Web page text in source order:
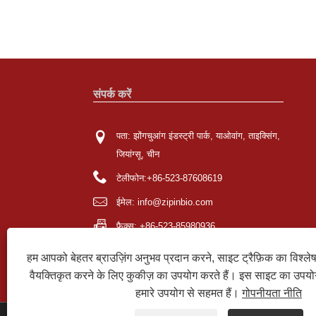
संपर्क करें
पता: झोंगचुआंग इंडस्ट्री पार्क, याओवांग, ताइक्सिंग,
जियांग्सू, चीन
टेलीफोन:+86-523-87608619
ईमेल: info@zipinbio.com
फैक्स: +86-523-85980936
हम आपको बेहतर ब्राउज़िंग अनुभव प्रदान करने, साइट ट्रैफ़िक का
वैयक्तिकृत करने के लिए कुकीज़ का उपयोग करते हैं। इस साइट का
हमारे उपयोग से सहमत हैं।गोपनीयता नीति